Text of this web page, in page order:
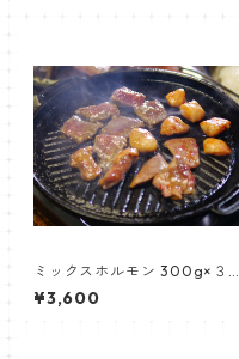
ミックスホルモン 300g×３セ
ット【三代目藤村商店】
¥3,600